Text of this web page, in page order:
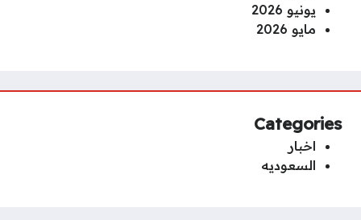
يونيو 2026
مايو 2026
Categories
اخبار
السعوديه